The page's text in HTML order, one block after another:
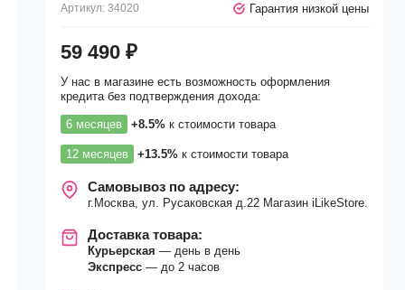
Артикул:34020 Гарантия низкой цены
59 490₽
У нас в магазине есть возможность оформления
кредита без подтверждения дохода:
6 месяцев +8.5% к стоимости товара
12 месяцев +13.5% к стоимости товара
Самовывоз по адресу:
г.Москва, ул. Русаковская д.22 Магазин iLikeStore.
Доставка товара:
Курьерская— день в день
Экспресс— до 2 часов